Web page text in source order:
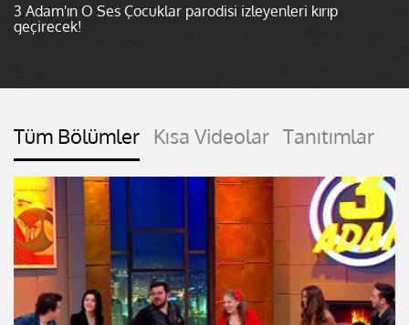
3 Adam'ın O Ses Çocuklar parodisi izleyenleri kırıp
geçirecek!
Tüm Bölümler Kısa Videolar Tanıtımlar